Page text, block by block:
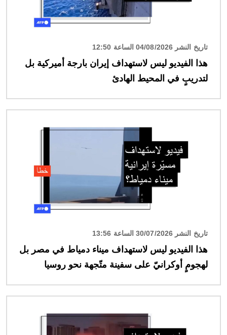
تاريخ النشر 04/08/2026 الساعة 12:50
هذا الفيديو ليس لاستهداف إيران بارجة أميركية بل
لتدريبٍ في المحيط الهادئ
تاريخ النشر 30/07/2026 الساعة 13:56
هذا الفيديو ليس لاستهداف ميناء دمياط في مصر بل
لهجومٍ أوكرانيّ على سفينة متّجهة نحو روسيا